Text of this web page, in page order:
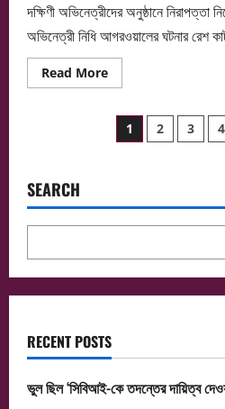
দক্ষিণী অভিনেত্রীদের অনুষ্ঠানে নিরাপত্তা
অভিনেত্রী নিধি আগরওয়ালের ঘটনার রেশ
Read MoreRead
more
সামলাতে
আয়োজন,
Posts
1 2 3 4
SEARCH
RECENT POSTS
ভুল ছিল ‘সিবিআই-কে তদন্তের দায়িত্ব